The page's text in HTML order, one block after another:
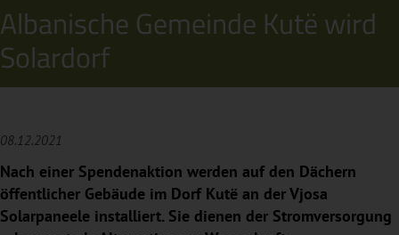
Albanische Gemeinde Kutë wird
Solardorf
08.12.2021
Nach einer Spendenaktion werden auf den Dächern
öffentlicher Gebäude im Dorf Kutë an der Vjosa
Solarpaneele installiert. Sie dienen der Stromversorgung